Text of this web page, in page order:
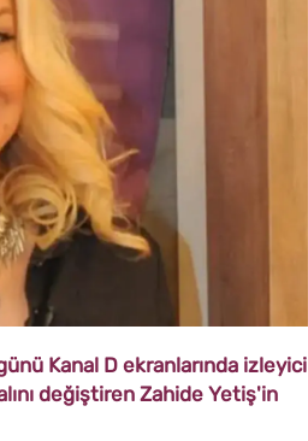
Kanal D ekranlarında izleyici
değiştiren Zahide Yetiş'in